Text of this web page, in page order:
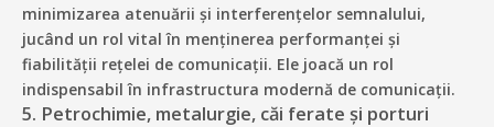
minimizarea atenuării și interferențelor semnalului,
jucând un rol vital în menținerea performanței și
fiabilității rețelei de comunicații. Ele joacă un rol
indispensabil în infrastructura modernă de comunicații.
5. Petrochimie, metalurgie, căi ferate și porturi